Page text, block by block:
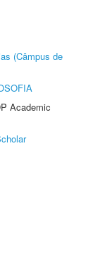
(Câmpus de
Academic